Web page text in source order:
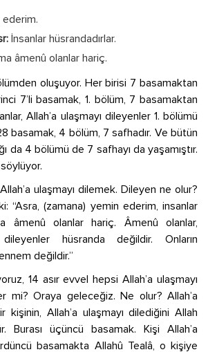
İnsanlar hüsrandadırlar.
âmenû olanlar hariç.
oluşuyor. Her birisi 7 basamaktan
7’li basamak, 1. bölüm, 7 basamaktan
Allah’a ulaşmayı dileyenler 1. bölümü
basamak, 4 bölüm, 7 safhadır. Ve bütün
da 4 bölümü de 7 safhayı da yaşamıştır.
ulaşmayı dilemek. Dileyen ne olur?
“Asra, (zamana) yemin ederim, insanlar
âmenû olanlar hariç. Âmenû olanlar,
dileyenler hüsranda değildir. Onların
değildir.”
14 asır evvel hepsi Allah’a ulaşmayı
mi? Oraya geleceğiz. Ne olur? Allah’a
kişinin, Allah’a ulaşmayı dilediğini Allah
Burası üçüncü basamak. Kişi Allah’a
basamakta Allahû Tealâ, o kişiye